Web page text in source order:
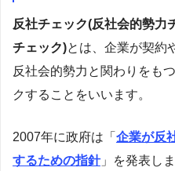
反社チェック(反社会的勢力
チェック)とは、企業が契約
反社会的勢力と関わりをも
クすることをいいます。
2007年に政府は「 企業が反
するための指針」を発表し